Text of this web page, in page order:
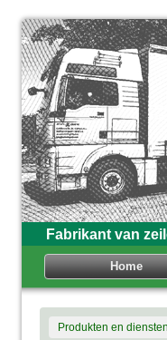
Fabrikant van
Home
Produkten en diensten